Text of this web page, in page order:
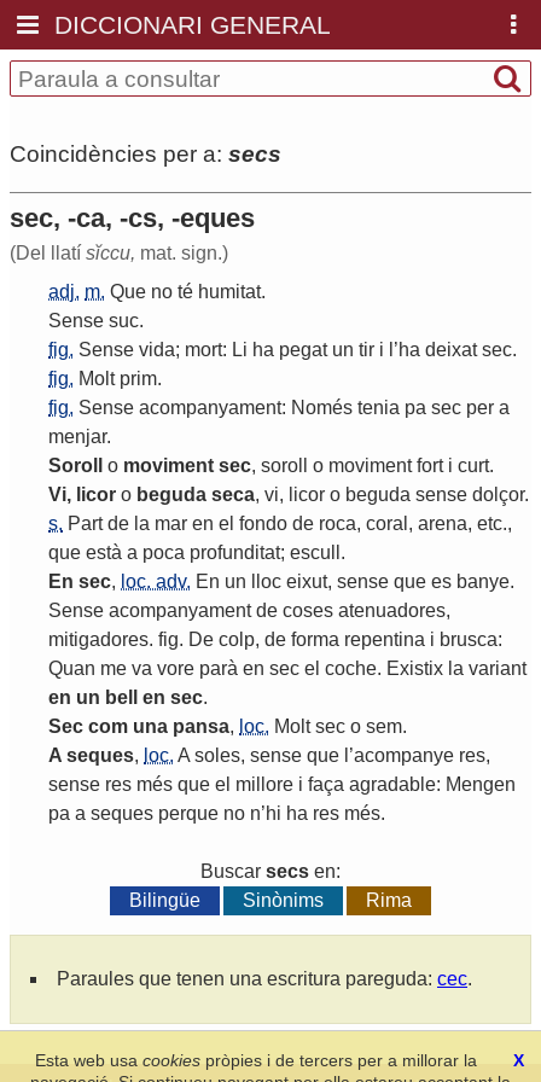
DICCIONARI GENERAL
Coincidències per a: secs
sec, -ca, -cs, -eques
(Del llatí sĭccu, mat. sign.)
adj. m. Que no té humitat.
Sense suc.
fig. Sense vida; mort: Li ha pegat un tir i ’ha deixat sec.
fig. Molt prim.
fig. Sense acompanyament: Només tenia pa sec per a
menjar.
Soroll
o moviment sec, soroll o moviment fort i curt.
Vi, licor o beguda seca, vi, licor o beguda sense dolçor.
s. Part de la mar en el fondo de roca, coral , arena, etc.,
que està a poca profunditat; escull .
En sec, loc. adv. En un lloc eixut, sense que es banye.
Sense acompanyament de coses atenuadores,
mitigadores. fig. De colp, de forma repentina i brusca:
Quan me va vore parà en sec el coche. Existix la variant
en un bell en sec.
Sec com una pansa, loc. Molt sec o sem.
A seques, loc. A soles, sense que ’acompanye res,
sense res més que el millore i faça agradable: Mengen
pa a seques perque no n’hi ha res més.
Buscar secs en:
Bilingüe
Sinònims Rima
Paraules que tenen una escritura pareguda: cec.
X
Esta web usacookies pròpies i de tercers per a millorar la